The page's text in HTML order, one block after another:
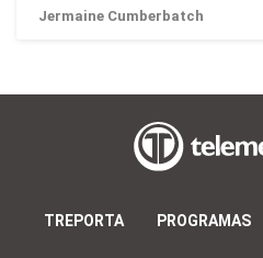
Jermaine Cumberbatch
TREPORTA PROGRAMAS